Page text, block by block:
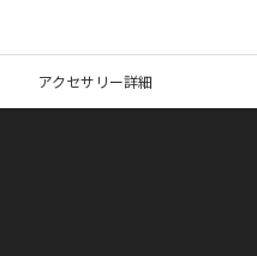
アクセサリー詳細